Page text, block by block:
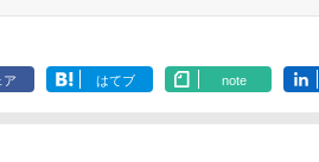
ア はてブ note